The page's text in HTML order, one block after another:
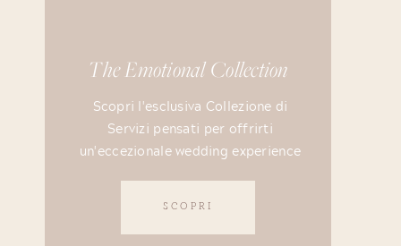
SCOPRI
Scopri l'esclusiva Collezione di
Servizi pensati per offrirti
un'eccezionale wedding experience
The Emotional Collection